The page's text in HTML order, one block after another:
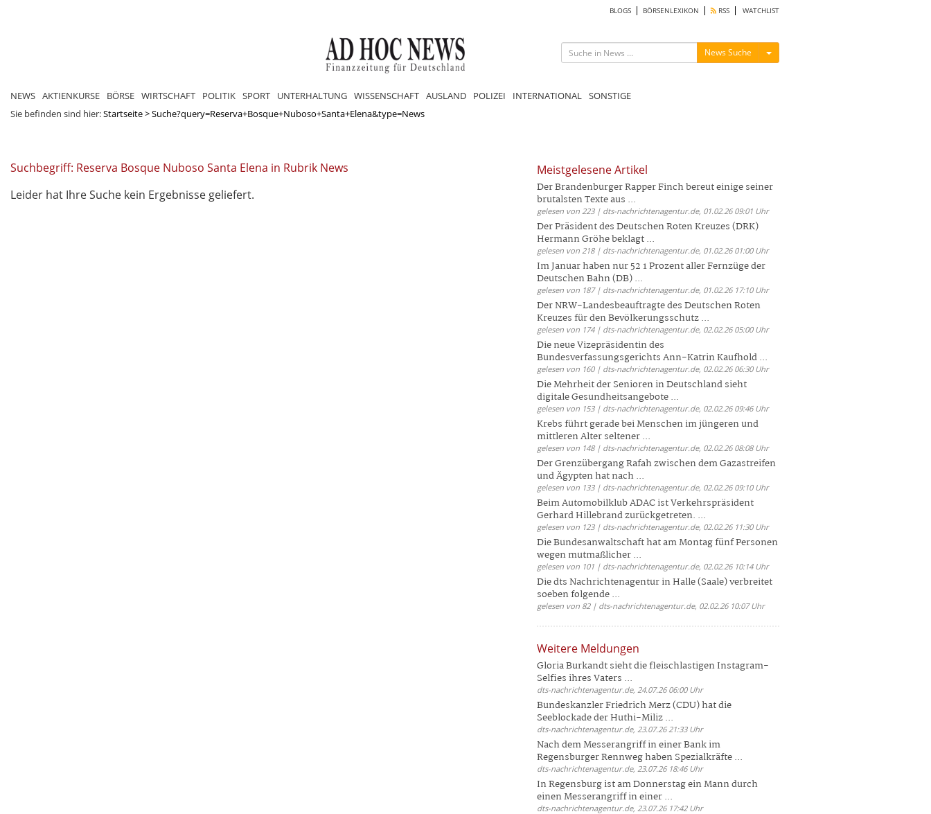
BLOGS BÖRSENLEXIKON RSS WATCHLIST
News Suche Menü ein-/ausblenden
NEWS AKTIENKURSE BÖRSE WIRTSCHAFT POLITIK SPORT UNTERHALTUNG WISSENSCHAFT AUSLAND POLIZEI INTERNATIONAL SONSTIGE
Sie befinden sind hier:Startseite>Suche?query=Reserva+Bosque+Nuboso+Santa+Elena&type=News
Suchbegriff: Reserva Bosque Nuboso Santa Elena in Rubrik News
Leider hat Ihre Suche kein Ergebnisse geliefert.
Meistgelesene Artikel
Der Brandenburger Rapper Finch bereut einige seiner
brutalsten Texte aus ...
gelesen von 223 | dts-nachrichtenagentur.de, 01.02.26 09:01 Uhr
Der Präsident des Deutschen Roten Kreuzes (DRK)
Hermann Gröhe beklagt ...
gelesen von 218 | dts-nachrichtenagentur.de, 01.02.26 01:00 Uhr
Im Januar haben nur 52 1 Prozent aller Fernzüge der
Deutschen Bahn (DB) ...
gelesen von 187 | dts-nachrichtenagentur.de, 01.02.26 17:10 Uhr
Der NRW-Landesbeauftragte des Deutschen Roten
Kreuzes für den Bevölkerungsschutz ...
gelesen von 174 | dts-nachrichtenagentur.de, 02.02.26 05:00 Uhr
Die neue Vizepräsidentin des
Bundesverfassungsgerichts Ann-Katrin Kaufhold ...
gelesen von 160 | dts-nachrichtenagentur.de, 02.02.26 06:30 Uhr
Die Mehrheit der Senioren in Deutschland sieht
digitale Gesundheitsangebote ...
gelesen von 153 | dts-nachrichtenagentur.de, 02.02.26 09:46 Uhr
Krebs führt gerade bei Menschen im jüngeren und
mittleren Alter seltener ...
gelesen von 148 | dts-nachrichtenagentur.de, 02.02.26 08:08 Uhr
Der Grenzübergang Rafah zwischen dem Gazastreifen
und Ägypten hat nach ...
gelesen von 133 | dts-nachrichtenagentur.de, 02.02.26 09:10 Uhr
Beim Automobilklub ADAC ist Verkehrspräsident
Gerhard Hillebrand zurückgetreten. ...
gelesen von 123 | dts-nachrichtenagentur.de, 02.02.26 11:30 Uhr
Die Bundesanwaltschaft hat am Montag fünf Personen
wegen mutmaßlicher ...
gelesen von 101 | dts-nachrichtenagentur.de, 02.02.26 10:14 Uhr
Die dts Nachrichtenagentur in Halle (Saale) verbreitet
soeben folgende ...
gelesen von 82 | dts-nachrichtenagentur.de, 02.02.26 10:07 Uhr
Weitere Meldungen
Gloria Burkandt sieht die fleischlastigen Instagram-
Selfies ihres Vaters ...
dts-nachrichtenagentur.de, 24.07.26 06:00 Uhr
Bundeskanzler Friedrich Merz (CDU) hat die
Seeblockade der Huthi-Miliz ...
dts-nachrichtenagentur.de, 23.07.26 21:33 Uhr
Nach dem Messerangriff in einer Bank im
Regensburger Rennweg haben Spezialkräfte ...
dts-nachrichtenagentur.de, 23.07.26 18:46 Uhr
In Regensburg ist am Donnerstag ein Mann durch
einen Messerangriff in einer ...
dts-nachrichtenagentur.de, 23.07.26 17:42 Uhr